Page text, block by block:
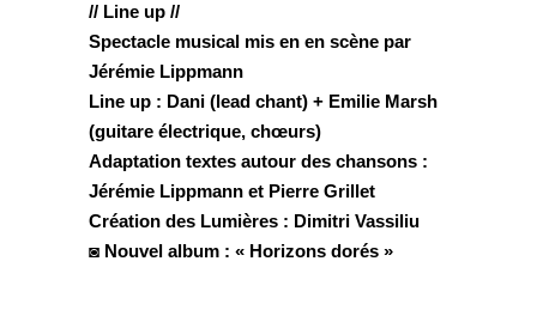
// Line up //
Spectacle musical mis en en scène par
Jérémie Lippmann
Line up : Dani (lead chant) + Emilie Marsh
(guitare électrique, chœurs)
Adaptation textes autour des chansons :
Jérémie Lippmann et Pierre Grillet
Création des Lumières : Dimitri Vassiliu
◙ Nouvel album : « Horizons dorés »